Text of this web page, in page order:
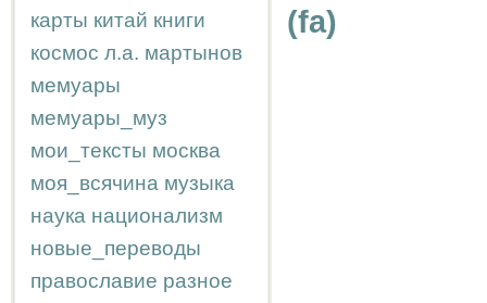
карты китай книги
космос л.а. мартынов
мемуары
мемуары_муз
мои_тексты москва
моя_всячина музыка
наука национализм
новые_переводы
православие разное
(fa)